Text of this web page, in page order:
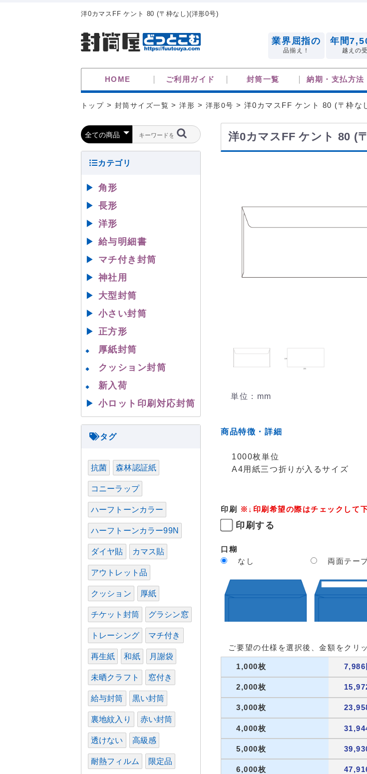
洋0カマスFF ケント 80 (〒枠なし)(洋形0号)
業界屈指の
品揃え！
年間
越えの
HOME ご利用ガイド 封筒一覧 納期・支払方法
トップ > 封筒サイズ一覧 >洋形 > 洋形0号 > 洋0カマスFF ケント 80 (〒枠な
洋0カマスFF ケント 80 (
単位：mm
商品特徴・詳細
1000枚単位
A4用紙三つ折りが入るサイズ
印刷 ※↓印刷希望の際はチェックして下
印刷する
口糊
なし
両面テー
ご要望の仕様を選択後、金額をクリ
1,000枚 7,986
2,000枚
3,000枚
4,000枚
5,000枚
6,000枚
▶ 角形
▶ 長形
▶ 洋形
▶ 給与明細書
▶ マチ付き封筒
▶ 神社用
▶ 大型封筒
▶ 小さい封筒
▶ 正方形
◆ 厚紙封筒
◆ クッション封筒
◆
新入荷
▶ 小ロット印刷対応封筒
抗菌 森林認証紙
コニーラップ
ハーフトーンカラー
ハーフトーンカラー99N
ダイヤ貼 カマス貼
アウトレット品
クッション 厚紙
チケット封筒 グラシン窓
トレーシング マチ付き
再生紙 和紙 月謝袋
未晒クラフト 窓付き
給与封筒 黒い封筒
裏地紋入り 赤い封筒
透けない 高級感
耐熱フィルム 限定品